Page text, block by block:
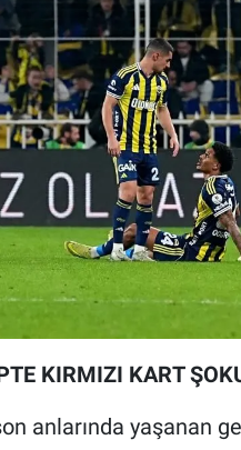
KIRMIZI KART
anlarında yaşanan